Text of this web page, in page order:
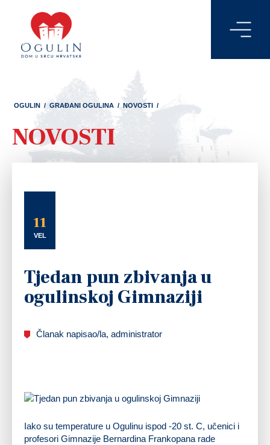
OGULIN / GRAĐANI OGULINA / NOVOSTI /
NOVOSTI
11
VEL
Tjedan pun zbivanja u
ogulinskoj Gimnaziji
Članak napisao/la, administrator
Iako su temperature u Ogulinu ispod -20 st. C, učenici i
profesori Gimnazije Bernardina Frankopana rade